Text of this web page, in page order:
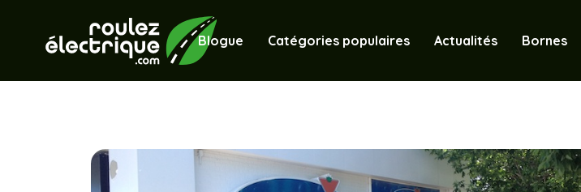
Blogue Catégories populaires Actualités Bornes